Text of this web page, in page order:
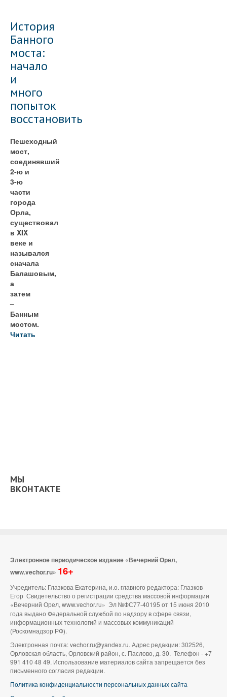
История
Банного
моста:
начало
и
много
попыток
восстановить
Пешеходный
мост,
соединявший
2-ю и
3-ю
части
города
Орла,
существовал
в XIX
веке и
назывался
сначала
Балашовым,
а
затем
–
Банным
мостом.
Читать
МЫ
ВКОНТАКТЕ
Электронное периодическое издание «Вечерний Орел,
www.vechor.ru» 16+
Учредитель: Глазкова Екатерина, и.о. главного редактора: Глазков
Егор Свидетельство о регистрации средства массовой информации
«Вечерний Орел, www.vechor.ru» Эл №ФС77-40195 от 15 июня 2010
года выдано Федеральной службой по надзору в сфере связи,
информационных технологий и массовых коммуникаций
(Роскомнадзор РФ).
Электронная почта: vechor.ru@yandex.ru. Адрес редакции: 302526,
Орловская область, Орловский район, с. Паслово, д. 30. Телефон - +7
991 410 48 49. Использование материалов сайта запрещается без
письменного согласия редакции.
Политика конфиденциальности персональных данных сайта